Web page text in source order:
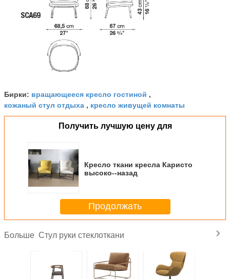
Бирки: вращающееся кресло гостиной ,
кожаный стул отдыха , кресло живущей комнаты
Получить лучшую цену для
Кресло ткани кресла Каристо
высоко--назад
Продолжать
Больше Стул руки стеклоткани